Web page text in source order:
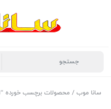
سانا موب / محصولات برچسب خورده “kezen”